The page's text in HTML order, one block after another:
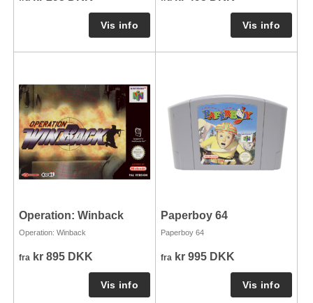
Operation: Winback
Operation: Winback
fra kr 895 DKK
Paperboy 64
Paperboy 64
fra kr 995 DKK